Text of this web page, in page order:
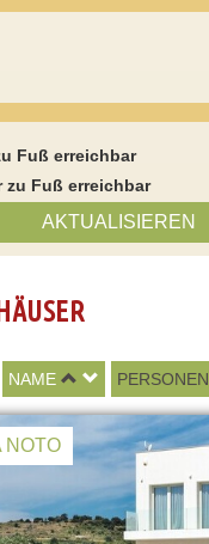
Fuß erreichbar
zu Fuß erreichbar
AKTUALISIEREN
NAME PERSONEN
NOTO